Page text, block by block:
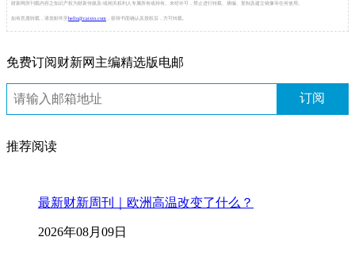
财新网所刊载内容之知识产权为财新传媒及/或相关权利人专属所有或持有。未经许可，禁止进行转载、摘编、复制及建立镜像等任何使用。
如有意愿转载，请发邮件至 hello@caixin.com ，获得书面确认及授权后，方可转载。
免费订阅财新网主编精选版电邮
订阅
推荐阅读
最新财新周刊｜欧洲高温改变了什么？
2026年08月09日